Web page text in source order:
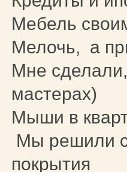
Мебель
Мелочь, а
Мне
мастерах)
Мыши в
Мы решили
покрытия